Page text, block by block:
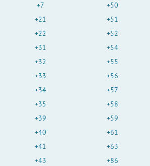
+7
+21
+22
+31
+32
+33
+34
+35
+39
+40
+41
+43
+50
+51
+52
+54
+55
+56
+57
+58
+59
+61
+63
+86